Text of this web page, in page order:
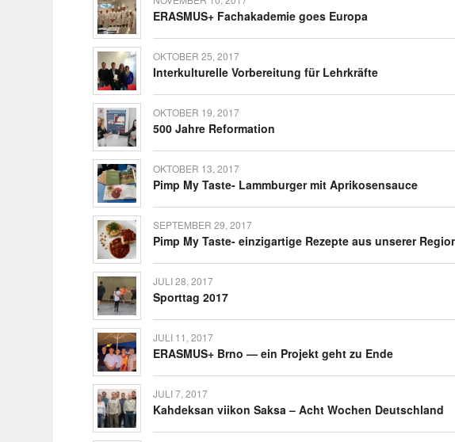
ERASMUS+ Fach­aka­demie goes Europa
OKTOBER 25, 2017
Inter­kul­tu­relle Vorbe­rei­tung für Lehrkräfte
OKTOBER 19, 2017
500 Jahre Reformation
OKTOBER 13, 2017
Pimp My Taste- Lamm­burger mit Aprikosensauce
SEPTEMBER 29, 2017
Pimp My Taste- einzig­ar­tige Rezepte aus unserer
JULI 28, 2017
Sporttag 2017
JULI 11, 2017
ERASMUS+ Brno — ein Projekt geht zu Ende
JULI 7, 2017
Kahdeksan viikon Saksa – Acht Wochen Deutschland